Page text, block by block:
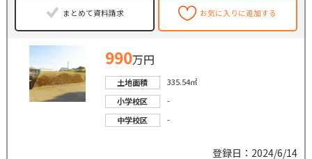
まとめて資料請求 お気に入りに追加する
990万円
土地面積
335.54㎡
小学校区
-
中学校区
-
登録日：2024/6/14